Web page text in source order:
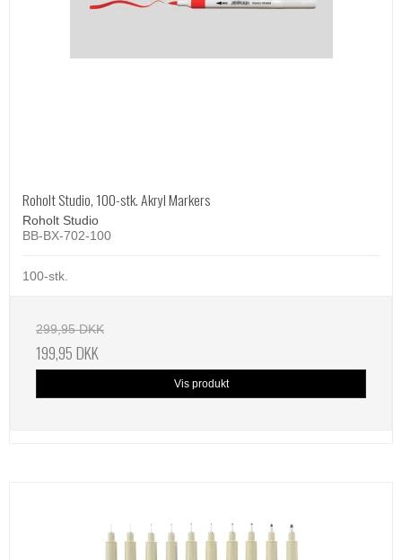
Roholt Studio, 100-stk. Akryl Markers
Roholt Studio
BB-BX-702-100
100-stk.
299,95 DKK
199,95 DKK
Vis produkt